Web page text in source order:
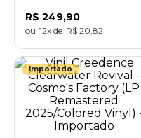
Importado
R$ 249,90
12 R$ 20 82
Importado